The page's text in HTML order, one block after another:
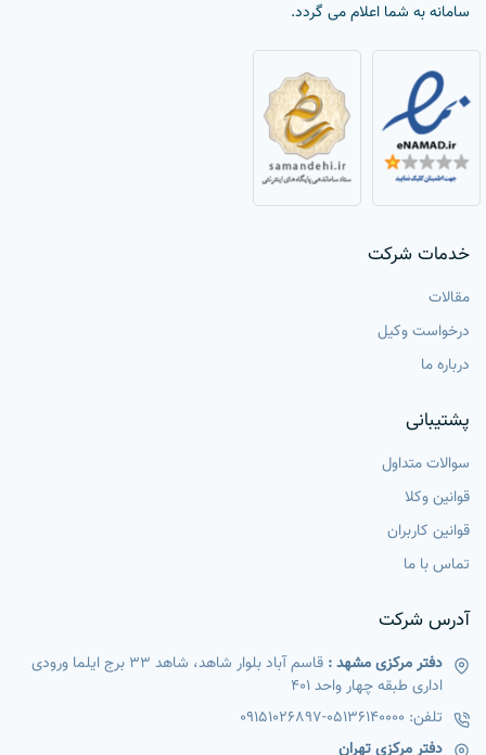
سامانه به شما اعلام می گردد.
خدمات شرکت
مقالات
درخواست وکیل
درباره ما
پشتیبانی
سوالات متداول
قوانین وکلا
قوانین کاربران
تماس با ما
آدرس شرکت
دفتر مرکزی مشهد :
قاسم آباد بلوار شاهد، شاهد 33 برج ایلما ورودی
اداری طبقه چهار واحد 401
تلفن: 05136140000
-
09151026897
دفتر مرکزی تهران